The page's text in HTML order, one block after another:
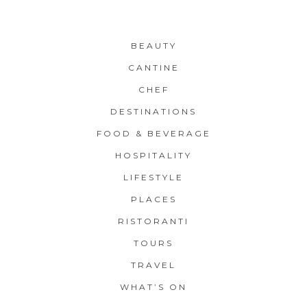
BEAUTY
CANTINE
CHEF
DESTINATIONS
FOOD & BEVERAGE
HOSPITALITY
LIFESTYLE
PLACES
RISTORANTI
TOURS
TRAVEL
WHAT’S ON